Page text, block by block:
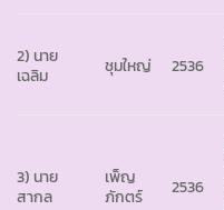
2) นาย
เฉลิม
ชุมใหญ่ 2536
3) นาย
สากล
เพ็ญ
ภักตร์
2536